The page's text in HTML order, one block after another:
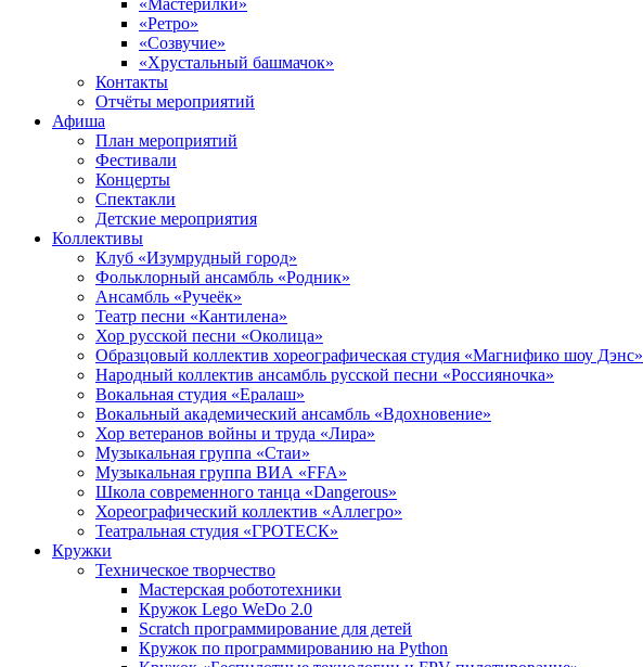
«Мастерилки»
«Ретро»
«Созвучие»
«Хрустальный башмачок»
Контакты
Отчёты мероприятий
Афиша
План мероприятий
Фестивали
Концерты
Спектакли
Детские мероприятия
Коллективы
Клуб «Изумрудный город»
Фольклорный ансамбль «Родник»
Ансамбль «Ручеёк»
Театр песни «Кантилена»
Хор русской песни «Околица»
Образцовый коллектив хореографическая студия «Магнифико шоу Дэнс»
Народный коллектив ансамбль русской песни «Россияночка»
Вокальная студия «Ералаш»
Вокальный академический ансамбль «Вдохновение»
Хор ветеранов войны и труда «Лира»
Музыкальная группа «Стаи»
Музыкальная группа ВИА «FFA»
Школа современного танца «Dangerous»
Хореографический коллектив «Аллегро»
Театральная студия «ГРОТЕСК»
Кружки
Техническое творчество
Мастерская робототехники
Кружок Lego WeDo 2.0
Scratch программирование для детей
Кружок по программированию на Python